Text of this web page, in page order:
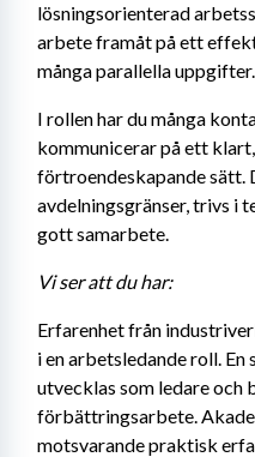
lösningsorienterad
arbete framåt på ett
många parallella uppgifter.
I rollen har du många
kommunicerar på ett
förtroendeskapande sätt.
avdelningsgränser, trivs i
gott samarbete.
Vi ser att du har:
Erfarenhet från
i en arbetsledande roll.
utvecklas som ledare och
förbättringsarbete.
motsvarande praktisk